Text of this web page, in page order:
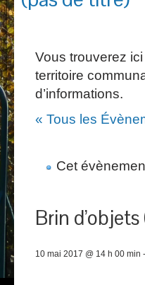
Vous trouverez
territoire
d’informations.
« Tous les
Cet
Brin
10 mai 2017 @ 14 h 00 min -